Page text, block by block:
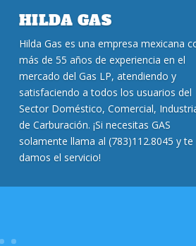
HILDA GAS
Hilda Gas es una empresa mexicana
más de 55 años de experiencia en el
mercado del Gas LP, atendiendo y
satisfaciendo a todos los usuarios del
Sector Doméstico, Comercial,
de Carburación. ¡Si necesitas GAS
solamente llama al (783)112.8045 y te
damos el servicio!